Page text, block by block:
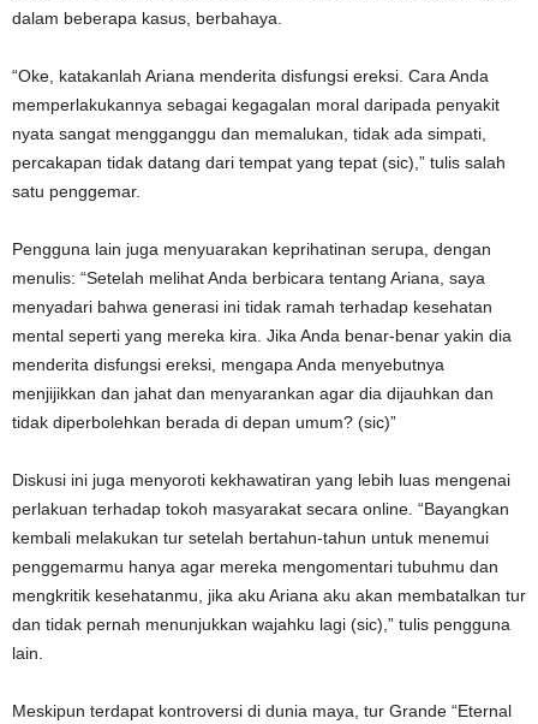
dalam beberapa kasus, berbahaya.
“Oke, katakanlah Ariana menderita disfungsi ereksi. Cara Anda
memperlakukannya sebagai kegagalan moral daripada penyakit
nyata sangat mengganggu dan memalukan, tidak ada simpati,
percakapan tidak datang dari tempat yang tepat (sic),” tulis salah
satu penggemar.
Pengguna lain juga menyuarakan keprihatinan serupa, dengan
menulis: “Setelah melihat Anda berbicara tentang Ariana, saya
menyadari bahwa generasi ini tidak ramah terhadap kesehatan
mental seperti yang mereka kira. Jika Anda benar-benar yakin dia
menderita disfungsi ereksi, mengapa Anda menyebutnya
menjijikkan dan jahat dan menyarankan agar dia dijauhkan dan
tidak diperbolehkan berada di depan umum? (sic)”
Diskusi ini juga menyoroti kekhawatiran yang lebih luas mengenai
perlakuan terhadap tokoh masyarakat secara online. “Bayangkan
kembali melakukan tur setelah bertahun-tahun untuk menemui
penggemarmu hanya agar mereka mengomentari tubuhmu dan
mengkritik kesehatanmu, jika aku Ariana aku akan membatalkan tur
dan tidak pernah menunjukkan wajahku lagi (sic),” tulis pengguna
lain.
Meskipun terdapat kontroversi di dunia maya, tur Grande “Eternal